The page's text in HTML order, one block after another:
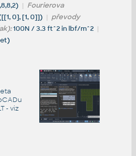
| Fourierova
0], [1, 0]]) | převody
100N / 3.3 ft^2 in lbf/m^2 |
- viz